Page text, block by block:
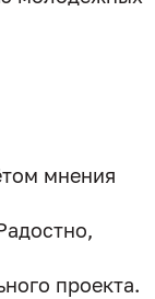
мнения
проекта.